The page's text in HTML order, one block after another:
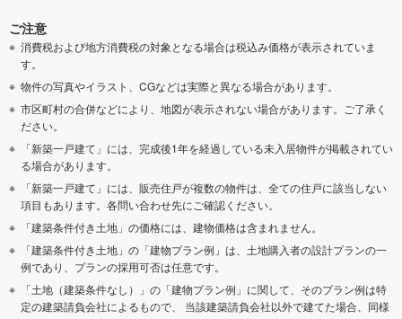
ご注意
消費税および地方消費税の対象となる場合は税込み価格が表示されていま
す。
物件の写真やイラスト、CGなどは実際と異なる場合があります。
市区町村の合併などにより、地図が表示されない場合があります。ご了承く
ださい。
「新築一戸建て」には、完成後1年を経過している未入居物件が掲載されてい
る場合があります。
「新築一戸建て」には、販売住戸が複数の物件は、全ての住戸に該当しない
項目もあります。各問い合わせ先にご確認ください。
「建築条件付き土地」の価格には、建物価格は含まれません。
「建築条件付き土地」の「建物プラン例」は、土地購入者の設計プランの一
例であり、プランの採用可否は任意です。
「土地（建築条件なし）」の「建物プラン例」に関して、そのプラン例は特
定の建築請負会社によるもので、 当該建築請負会社以外で建てた場合、同様